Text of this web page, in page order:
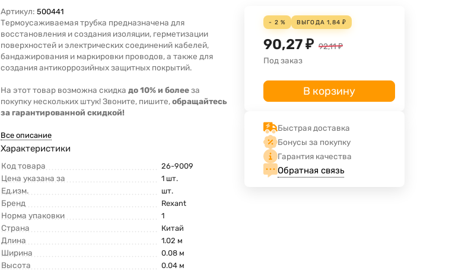
Артикул: 500441
Термоусаживаемая трубка предназначена для
восстановления и создания изоляции, герметизации
поверхностей и электрических соединений кабелей,
бандажирования и маркировки проводов, а также для
создания антикоррозийных защитных покрытий.
На этот товар возможна скидкадо 10% и болееза
покупку нескольких штук! Звоните, пишите,обращайтесь
за гарантированной скидкой!
Все описание
Характеристики
Код товара 26-9009
Цена указана за 1 шт.
Ед.изм. шт.
Бренд Rexant
Норма упаковки 1
Страна Китай
Длина 1.02 м
Ширина 0.08 м
Высота
0.04 м
- 2 % ВЫГОДА1,84 ₽
90,27₽ 92,11₽
Под заказ
В корзину
Быстрая доставка
Бонусы за покупку
Гарантия качества
Обратная связь